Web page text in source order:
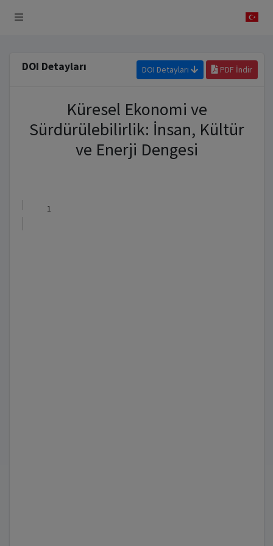
DOI Detayları DOI Detayları PDF İndir
Küresel Ekonomi ve
Sürdürülebilirlik: İnsan, Kültür
ve Enerji Dengesi